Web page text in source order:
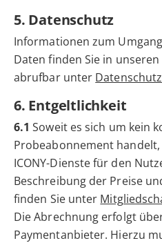
5. Datenschutz
Informationen zum
Daten finden Sie in
abrufbar unter Datenschutz
6. Entgeltlichkeit
6.1 Soweit es sich um kein
Probeabonnement
ICONY-Dienste für den
Beschreibung der Preise
finden Sie unter
Die Abrechnung erfolgt
Paymentanbieter. Hierzu